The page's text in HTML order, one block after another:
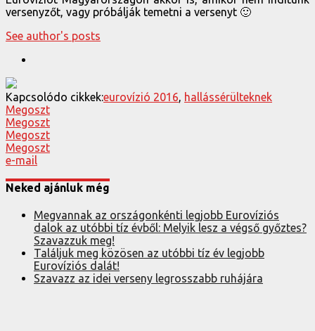
versenyzőt, vagy próbálják temetni a versenyt 🙂
See author's posts
Kapcsolódo cikkek:eurovízió 2016
hallássérülteknek
Megoszt
Megoszt
Megoszt
Megoszt
e-mail
Neked ajánluk még
Megvannak az országonkénti legjobb Eurovíziós
dalok az utóbbi tíz évből: Melyik lesz a végső győztes?
Szavazzuk meg!
Találjuk meg közösen az utóbbi tíz év legjobb
Eurovíziós dalát!
Szavazz az idei verseny legrosszabb ruhájára